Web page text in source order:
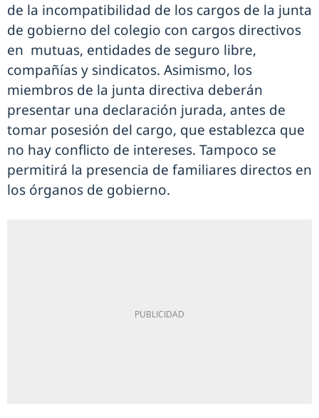
de la incompatibilidad de los cargos de la junta
de gobierno del colegio con cargos directivos
en mutuas, entidades de seguro libre,
compañías y sindicatos. Asimismo, los
miembros de la junta directiva deberán
presentar una declaración jurada, antes de
tomar posesión del cargo, que establezca que
no hay conflicto de intereses. Tampoco se
permitirá la presencia de familiares directos en
los órganos de gobierno.